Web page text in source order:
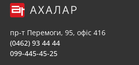
пр-т Перемоги, 95, офіс 416
(0462) 93 44 44
099-445-45-25